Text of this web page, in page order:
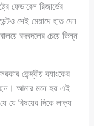
ফেডারেল রিজার্ভের
সেই মেয়াদে হাত দেন
রদবদলের চেয়ে ভিন্ন
কেন্দ্রীয় ব্যাংকের
আমার মনে হয় এই
যে বিষয়ের দিকে লক্ষ্য